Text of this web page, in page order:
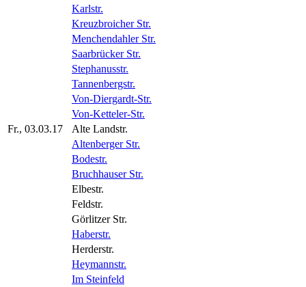
Karlstr.
Kreuzbroicher Str.
Menchendahler Str.
Saarbrücker Str.
Stephanusstr.
Tannenbergstr.
Von-Diergardt-Str.
Von-Ketteler-Str.
Fr., 03.03.17
Alte Landstr.
Altenberger Str.
Bodestr.
Bruchhauser Str.
Elbestr.
Feldstr.
Görlitzer Str.
Haberstr.
Herderstr.
Heymannstr.
Im Steinfeld